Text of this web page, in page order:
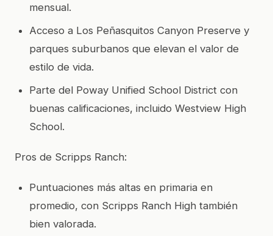
mensual.
Acceso a Los Peñasquitos Canyon Preserve y
parques suburbanos que elevan el valor de
estilo de vida.
Parte del Poway Unified School District con
buenas calificaciones, incluido Westview High
School.
Pros de Scripps Ranch:
Puntuaciones más altas en primaria en
promedio, con Scripps Ranch High también
bien valorada.